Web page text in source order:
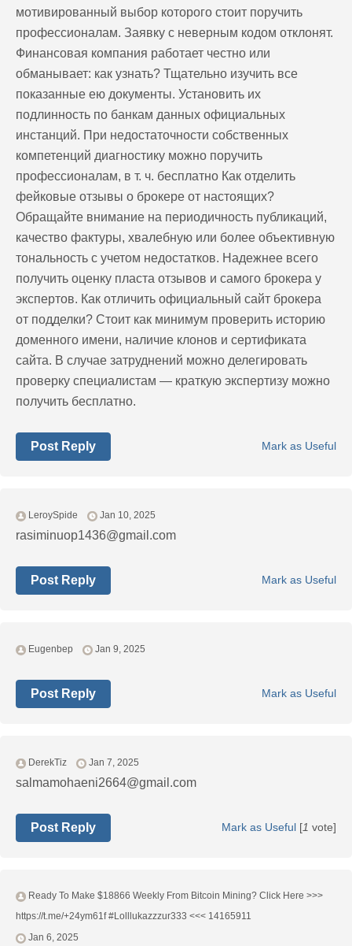
мотивированный выбор которого стоит поручить
профессионалам. Заявку с неверным кодом отклонят.
Финансовая компания работает честно или
обманывает: как узнать? Тщательно изучить все
показанные ею документы. Установить их
подлинность по банкам данных официальных
инстанций. При недостаточности собственных
компетенций диагностику можно поручить
профессионалам, в т. ч. бесплатно Как отделить
фейковые отзывы о брокере от настоящих?
Обращайте внимание на периодичность публикаций,
качество фактуры, хвалебную или более объективную
тональность с учетом недостатков. Надежнее всего
получить оценку пласта отзывов и самого брокера у
экспертов. Как отличить официальный сайт брокера
от подделки? Стоит как минимум проверить историю
доменного имени, наличие клонов и сертификата
сайта. В случае затруднений можно делегировать
проверку специалистам — краткую экспертизу можно
получить бесплатно.
Mark as Useful
Post Reply
LeroySpide Jan 10, 2025
rasiminuop1436@gmail.com
Mark as Useful
Post Reply
Eugenbep Jan 9, 2025
Mark as Useful
Post Reply
DerekTiz Jan 7, 2025
salmamohaeni2664@gmail.com
Mark as Useful [1 vote]
Post Reply
Ready To Make $18866 Weekly From Bitcoin Mining? Click Here >>>
https://t.me/+24ym61f #Lolllukazzzur333 <<< 14165911
Jan 6, 2025